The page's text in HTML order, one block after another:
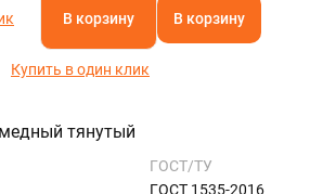
В корзину В корзину
Купить в один клик
тянутый
ГОСТ/ТУ
ГОСТ 1535-2016